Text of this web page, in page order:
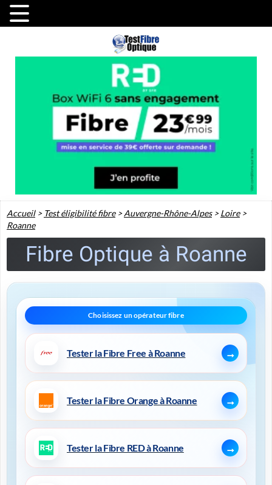
Accueil> Test éligibilité fibre>Auvergne-Rhône-Alpes>Loire>
Roanne
Fibre Optique à Roanne
Tester la Fibre Free à Roanne
Tester la Fibre Orange à Roanne
Tester la Fibre RED à Roanne